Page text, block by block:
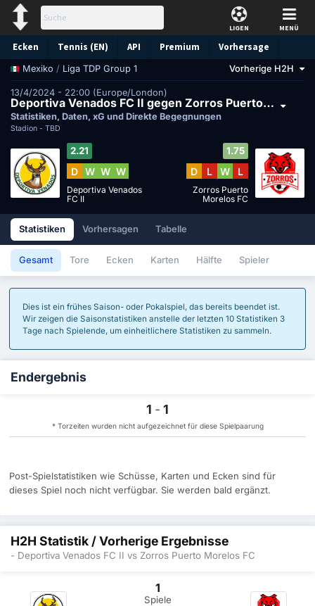
LIGEN MENÜ
Ecken Tennis (EN) API Premium Vorhersage
Mexiko / Liga TDP Group 1 Vorherige H2H
13/4/2024 - 22:00 (Europe/London)
Deportiva Venados FC II gegen Zorros Puerto Morelos FC
Statistiken, Daten, xG und Direkte Begegnungen
Stadion - TBD
2.21
D W W W
Deportiva Venados
FC II
1.75
D L W L
Zorros Puerto
Morelos FC
Statistiken Vorhersagen Tabelle
Gesamt Tore Ecken Karten Hälfte Spieler
Dies ist ein frühes Saison- oder Pokalspiel, das bereits beendet ist.
Wir zeigen die Saisonstatistiken anstelle der letzten 10 Statistiken 3
Tage nach Spielende, um einheitlichere Statistiken zu sammeln.
Endergebnis
1 - 1
* Torzeiten wurden nicht aufgezeichnet für diese Spielpaarung
Post-Spielstatistiken wie Schüsse, Karten und Ecken sind für
dieses Spiel noch nicht verfügbar. Sie werden bald ergänzt.
H2H Statistik / Vorherige Ergebnisse
- Deportiva Venados FC II vs Zorros Puerto Morelos FC
1
Spiele